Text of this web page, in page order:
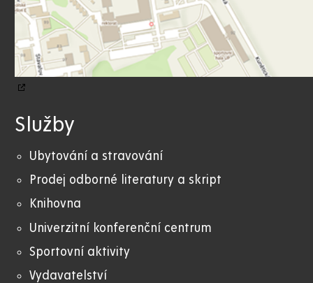
Služby
Ubytování a stravování
Prodej odborné literatury a skript
Knihovna
Univerzitní konferenční centrum
Sportovní aktivity
Vydavatelství